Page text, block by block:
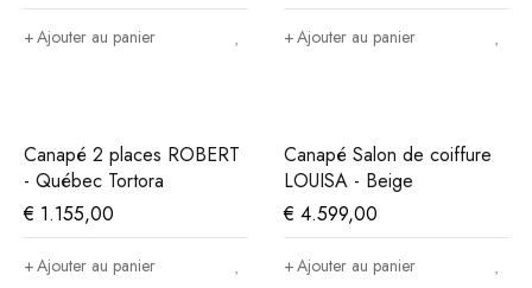
Ajouter au panier Ajouter au panier
Canapé 2 places ROBERT
- Québec Tortora
€ 1.155,00
Ajouter au panier
Canapé Salon de coiffure
LOUISA - Beige
€ 4.599,00
Ajouter au panier